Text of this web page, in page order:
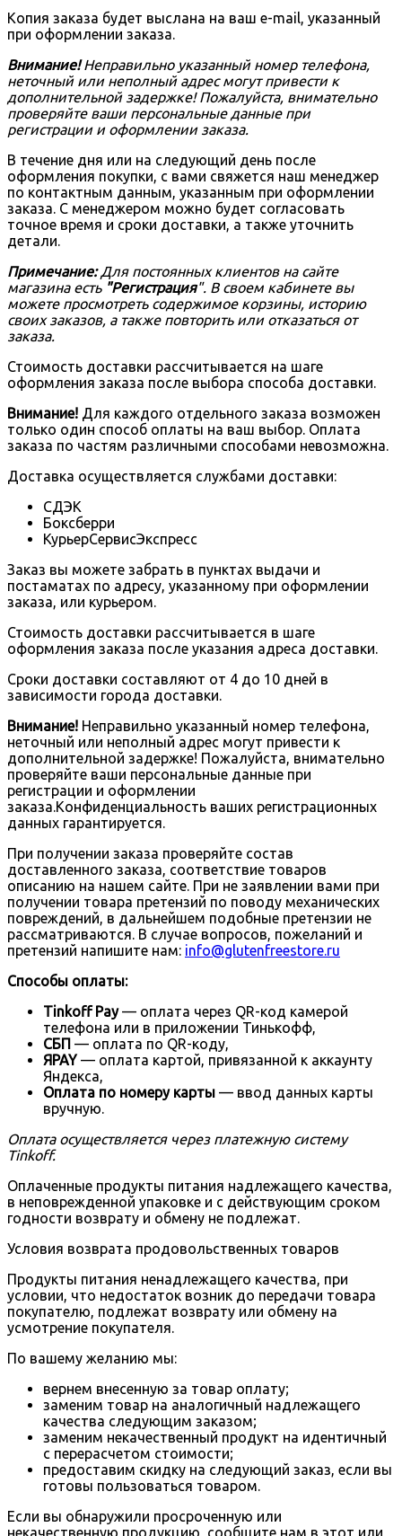
Копия заказа будет выслана на ваш e-mail, указанный
при оформлении заказа.
Внимание!Неправильно указанный номер телефона,
неточный или неполный адрес могут привести к
дополнительной задержке! Пожалуйста, внимательно
проверяйте ваши персональные данные при
регистрации и оформлении заказа.
В течение дня или на следующий день после
оформления покупки, с вами свяжется наш менеджер
по контактным данным, указанным при оформлении
заказа. С менеджером можно будет согласовать
точное время и сроки доставки, а также уточнить
детали.
Примечание:Для постоянных клиентов на сайте
магазина есть "Регистрация". В своем кабинете вы
можете просмотреть содержимое корзины, историю
своих заказов, а также повторить или отказаться от
заказа.
Стоимость доставки рассчитывается на шаге
оформления заказа после выбора способа доставки.
Внимание! Для каждого отдельного заказа возможен
только один способ оплаты на ваш выбор. Оплата
заказа по частям различными способами невозможна.
Доставка осуществляется службами доставки:
СДЭК
Боксберри
КурьерСервисЭкспресс
Заказ вы можете забрать в пунктах выдачи и
постаматах по адресу, указанному при оформлении
заказа, или курьером.
Стоимость доставки рассчитывается в шаге
оформления заказа после указания адреса доставки.
Сроки доставки составляют от 4 до 10 дней в
зависимости города доставки.
Внимание! Неправильно указанный номер телефона,
неточный или неполный адрес могут привести к
дополнительной задержке! Пожалуйста, внимательно
проверяйте ваши персональные данные при
регистрации и оформлении
заказа.Конфиденциальность ваших регистрационных
данных гарантируется.
При получении заказа проверяйте состав
доставленного заказа, соответствие товаров
описанию на нашем сайте. При не заявлении вами при
получении товара претензий по поводу механических
повреждений, в дальнейшем подобные претензии не
рассматриваются. В случае вопросов, пожеланий и
претензий напишите нам: info@glutenfreestore.ru
Способы оплаты:
Tinkoff Pay— оплата через QR-код камерой
телефона или в приложении Тинькофф,
СБП — оплата по QR-коду,
ЯPAY— оплата картой, привязанной к аккаунту
Яндекса,
Оплата по номеру карты — ввод данных карты
вручную.
Оплата осуществляется через платежную систему
Tinkoff.
Оплаченные продукты питания надлежащего качества,
в неповрежденной упаковке и с действующим сроком
годности возврату и обмену не подлежат.
Условия возврата продовольственных товаров
Продукты питания ненадлежащего качества, при
условии, что недостаток возник до передачи товара
покупателю, подлежат возврату или обмену на
усмотрение покупателя.
По вашему желанию мы:
вернем внесенную за товар оплату;
заменим товар на аналогичный надлежащего
качества следующим заказом;
заменим некачественный продукт на идентичный
с перерасчетом стоимости;
предоставим скидку на следующий заказ, если вы
готовы пользоваться товаром.
Если вы обнаружили просроченную или
некачественную продукцию, сообщите нам в этот или